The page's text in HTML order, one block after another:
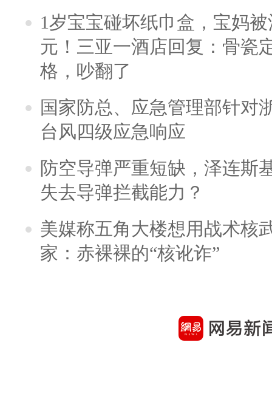
1岁宝宝碰坏纸巾盒，宝妈
元！三亚一酒店回复：骨瓷
格，吵翻了
国家防总、应急管理部针对
台风四级应急响应
防空导弹严重短缺，泽连斯
失去导弹拦截能力？
美媒称五角大楼想用战术核
家：赤裸裸的“核讹诈”